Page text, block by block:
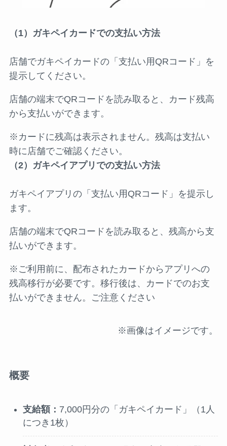
（1）ガキペイカードでの支払い方法
店舗でガキペイカードの「支払い用QRコード」を
提示してください。
店舗の端末でQRコードを読み取ると、カード残高
から支払いができます。
※カードに残高は表示されません。残高は支払い
時に店舗でご確認ください。
（2）ガキペイアプリでの支払い方法
ガキペイアプリの「支払い用QRコード」を提示し
ます。
店舗の端末でQRコードを読み取ると、残高から支
払いができます。
※ご利用前に、配布されたカードからアプリへの
残高移行が必要です。移行後は、カードでのお支
払いができません。ご注意ください
※画像はイメージです。
概要
支給額： 7,000円分の「ガキペイカード」（1人
につき1枚）